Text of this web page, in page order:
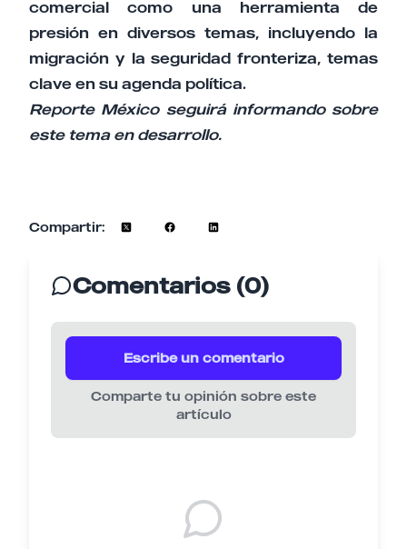
comercial como una herramienta de
presión en diversos temas, incluyendo la
migración y la seguridad fronteriza, temas
clave en su agenda política.
Reporte México seguirá informando sobre
este tema en desarrollo.
Compartir:
Comentarios (0)
Escribe un comentario
Comparte tu opinión sobre este
artículo